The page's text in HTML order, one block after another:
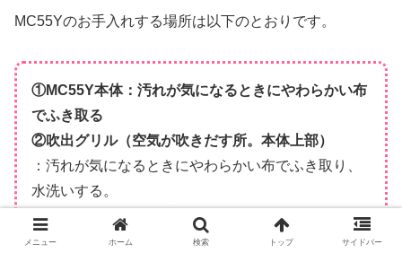
MC55Yのお手入れする場所は以下のとおりです。
①MC55Y本体：汚れが気になるときにやわらかい布
でふき取る
②吹出グリル（空気が吹きだす所。本体上部）
：汚れが気になるときにやわらかい布でふき取り、
水洗いする。
③ホコリセンサー（プレフィルターを外した内側）
：ホコリが溜まったら掃除機で吸い取る。
メニュー ホーム 検索 トップ サイドバー